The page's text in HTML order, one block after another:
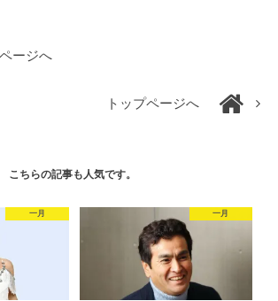
ージへ
トップページへ
こちらの記事も人気です。
一月 一月